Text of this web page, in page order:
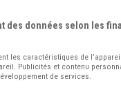
des données selon les
les caractéristiques de
Publicités et contenu
de services.